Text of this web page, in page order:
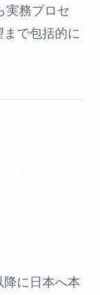
実務プロセ
で包括的に
に日本へ本